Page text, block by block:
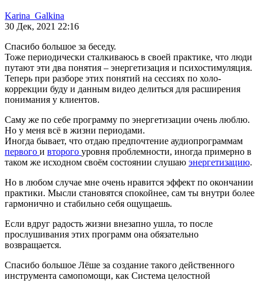
Karina_Galkina
30 Дек, 2021 22:16
Спасибо большое за беседу.
Тоже периодически сталкиваюсь в своей практике, что люди
путают эти два понятия – энергетизация и психостимуляция.
Теперь при разборе этих понятий на сессиях по холо-
коррекции буду и данным видео делиться для расширения
понимания у клиентов.
Саму же по себе программу по энергетизации очень люблю.
Но у меня всё в жизни периодами.
Иногда бывает, что отдаю предпочтение аудиопрограммам
первого и второго уровня проблемности, иногда примерно в
таком же исходном своём состоянии слушаю энергетизацию.
Но в любом случае мне очень нравится эффект по окончании
практики. Мысли становятся спокойнее, сам ты внутри более
гармонично и стабильно себя ощущаешь.
Если вдруг радость жизни внезапно ушла, то после
прослушивания этих программ она обязательно
возвращается.
Спасибо большое Лёше за создание такого действенного
инструмента самопомощи, как Система целостной